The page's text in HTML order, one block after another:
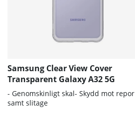
Samsung Clear View Cover
Transparent Galaxy A32 5G
- Genomskinligt skal- Skydd mot repor
samt slitage